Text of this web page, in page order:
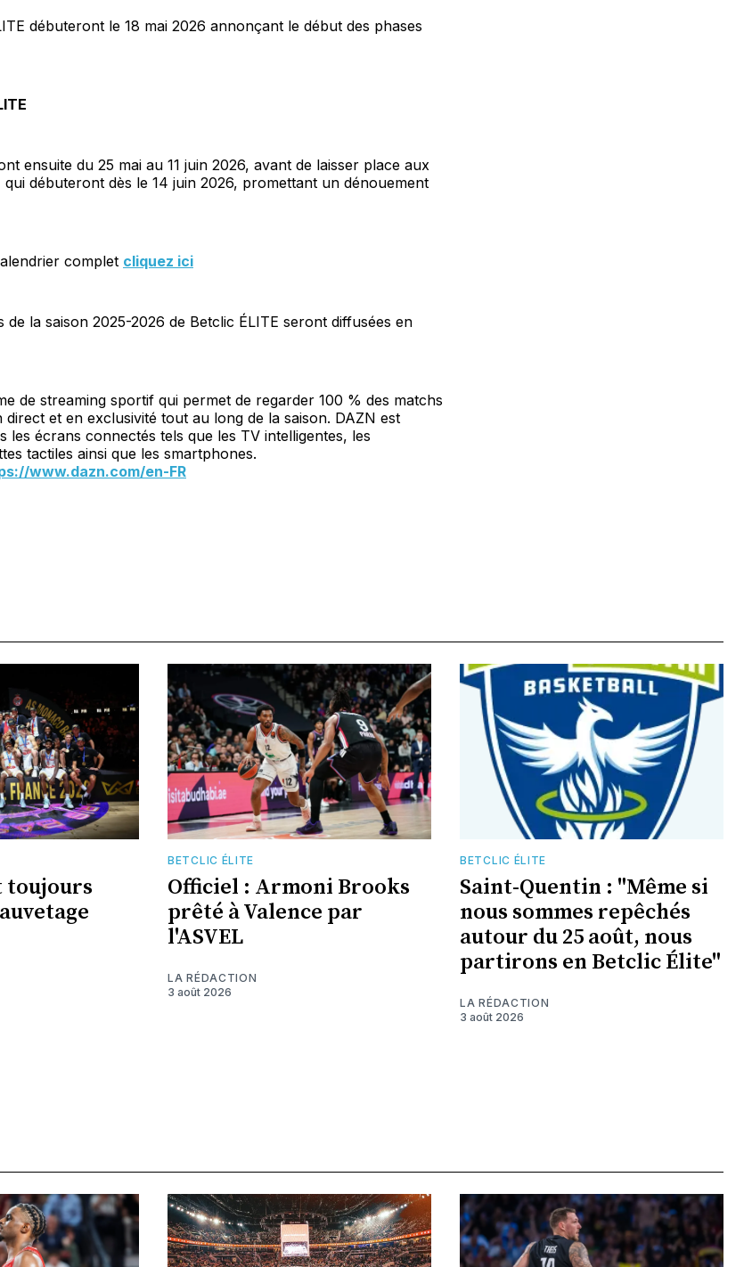
débuteront le 18 mai 2026 annonçant le début des phases
ensuite du 25 mai au 11 juin 2026, avant de laisser place aux
qui débuteront dès le 14 juin 2026, promettant un dénouement
complet cliquez ici
de la saison 2025-2026 de Betclic ÉLITE seront diffusées en
de streaming sportif qui permet de regarder 100 % des matchs
direct et en exclusivité tout au long de la saison. DAZN est
les écrans connectés tels que les TV intelligentes, les
tactiles ainsi que les smartphones.
www.dazn.com/en-FR
toujours
BETCLIC ÉLITE
Officiel : Armoni Brooks
prêté à Valence par
l'ASVEL
LA RÉDACTION
3 août 2026
BETCLIC ÉLITE
Saint-Quentin : "Même si
nous sommes repêchés
autour du 25 août, nous
partirons en Betclic Élite"
LA RÉDACTION
3 août 2026